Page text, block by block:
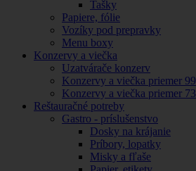
Tašky
Papiere, fólie
Vozíky pod prepravky
Menu boxy
Konzervy a viečka
Uzatvárače konzerv
Konzervy a viečka priemer 99
Konzervy a viečka priemer 73
Reštauračné potreby
Gastro - príslušenstvo
Dosky na krájanie
Príbory, lopatky
Misky a fľaše